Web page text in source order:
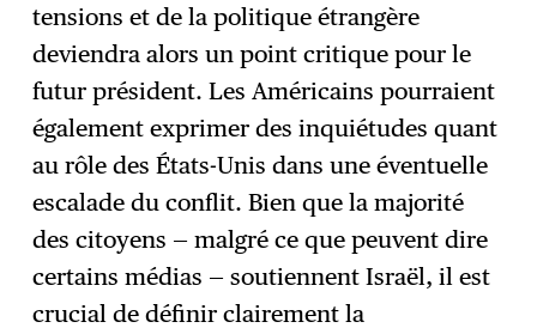
tensions et de la politique étrangère
deviendra alors un point critique pour le
futur président. Les Américains pourraient
également exprimer des inquiétudes quant
au rôle des États-Unis dans une éventuelle
escalade du conflit. Bien que la majorité
des citoyens — malgré ce que peuvent dire
certains médias — soutiennent Israël, il est
crucial de définir clairement la